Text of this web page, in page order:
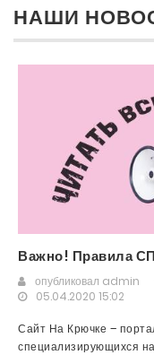
НАШИ
Важно! Правила
опубликовал admin
05.04.2020 15:02
Сайт На Крючке –
специализирующихся